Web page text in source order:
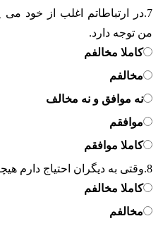
7. در ارتباطاتم اغلب از خود
من توجه دارد.
کاملا مخالفم
مخالفم
نه موافق و نه مخالف
موافقم
کاملا موافقم
8. وقتی به دیگران احتیاج دارم
کاملا مخالفم
مخالفم